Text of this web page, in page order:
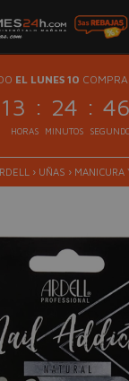
EL LUNES 10
13 : 24 : 46
HORAS MINUTOS
› UÑAS › MANICURA